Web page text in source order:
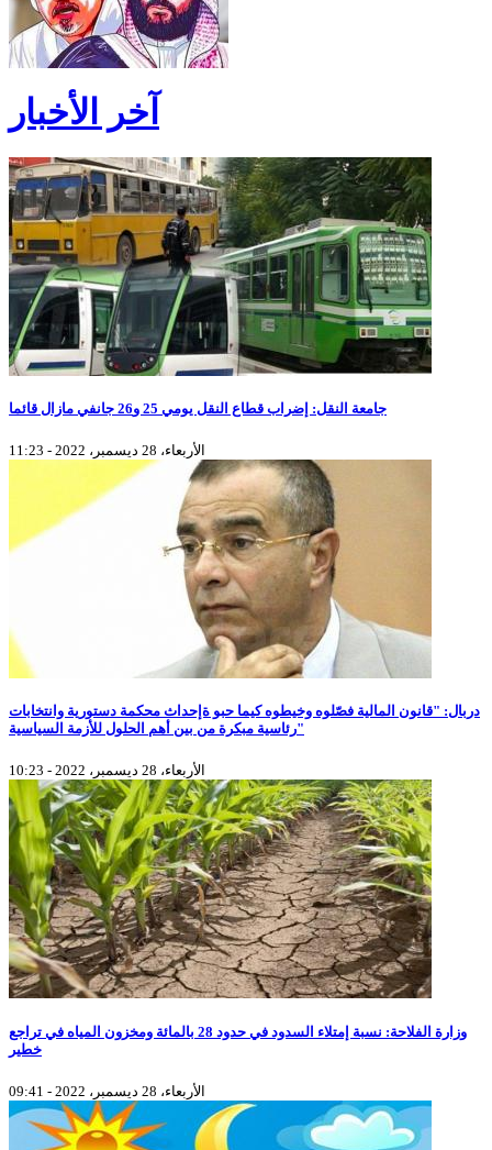
آخر الأخبار
جامعة النقل: إضراب قطاع النقل يومي 25 و26 جانفي مازال قائما
الأربعاء، 28 ديسمبر، 2022 - 11:23
دربال: "قانون المالية فصّلوه وخيطوه كيما حبو ةإحداث محكمة دستورية وانتخابات
رئاسية مبكرة من بين أهم الحلول للأزمة السياسية"
الأربعاء، 28 ديسمبر، 2022 - 10:23
وزارة الفلاحة: نسبة إمتلاء السدود في حدود 28 بالمائة ومخزون المياه في تراجع
خطير
الأربعاء، 28 ديسمبر، 2022 - 09:41